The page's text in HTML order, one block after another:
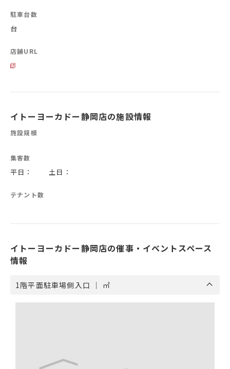
駐車台数
台
店舗URL
イトーヨーカドー静岡店の施設情報
施設規模
集客数
平日： 土日：
テナント数
イトーヨーカドー静岡店の催事・イベントスペース
情報
1階平面駐車場側入口 ｜ ㎡